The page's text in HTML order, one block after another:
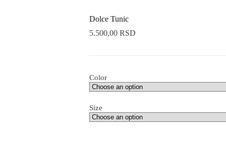
Dolce Tunic
5.500,00 RSD
Color
Size